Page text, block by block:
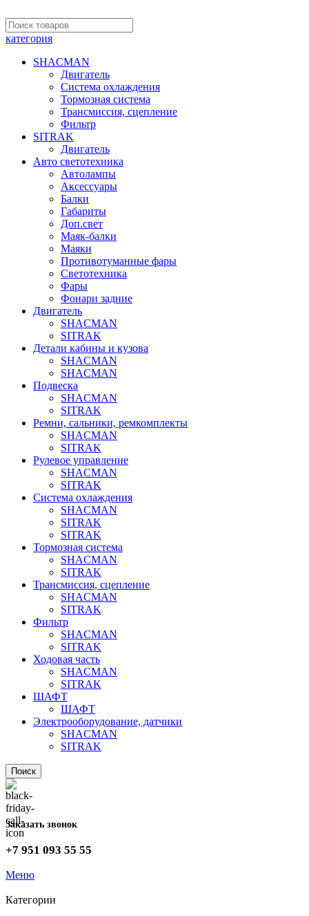
категория
SHACMAN
Двигатель
Система охлаждения
Тормозная система
Трансмиссия, сцепление
Фильтр
SITRAK
Двигатель
Авто светотехника
Автолампы
Аксессуары
Балки
Габариты
Доп.свет
Маяк-балки
Маяки
Противотуманные фары
Светотехника
Фары
Фонари задние
Двигатель
SHACMAN
SITRAK
Детали кабины и кузова
SHACMAN
SHACMAN
Подвеска
SHACMAN
SITRAK
Ремни, сальники, ремкомплекты
SHACMAN
SITRAK
Рулевое управление
SHACMAN
SITRAK
Система охлаждения
SHACMAN
SITRAK
SITRAK
Тормозная система
SHACMAN
SITRAK
Трансмиссия, сцепление
SHACMAN
SITRAK
Фильтр
SHACMAN
SITRAK
Ходовая часть
SHACMAN
SITRAK
ШАФТ
ШАФТ
Электрооборудование, датчики
SHACMAN
SITRAK
Поиск
Заказать звонок
+7 951 093 55 55
Меню
Категории